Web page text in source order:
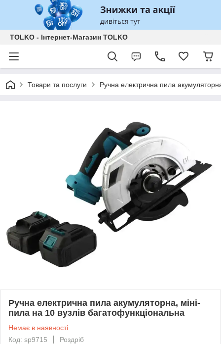
TOLKO - Інтернет-Магазин TOLKO
Товари та послуги Ручна електрична пила
Ручна електрична пила акумуляторна, міні-
пила на 10 вузлів багатофункціональна
Немає в наявності
Код: sp9715
Роздріб